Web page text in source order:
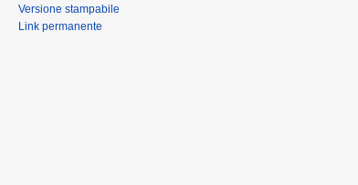
Versione stampabile
Link permanente